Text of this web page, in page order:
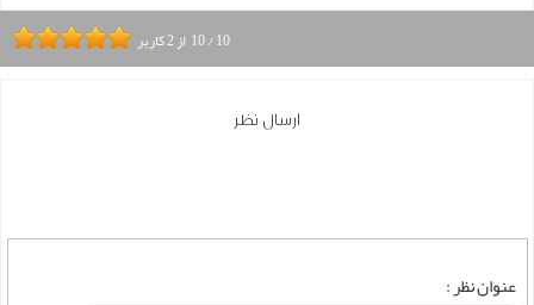
10/10 از2کاربر
ارسال نظر
عنوان نظر :